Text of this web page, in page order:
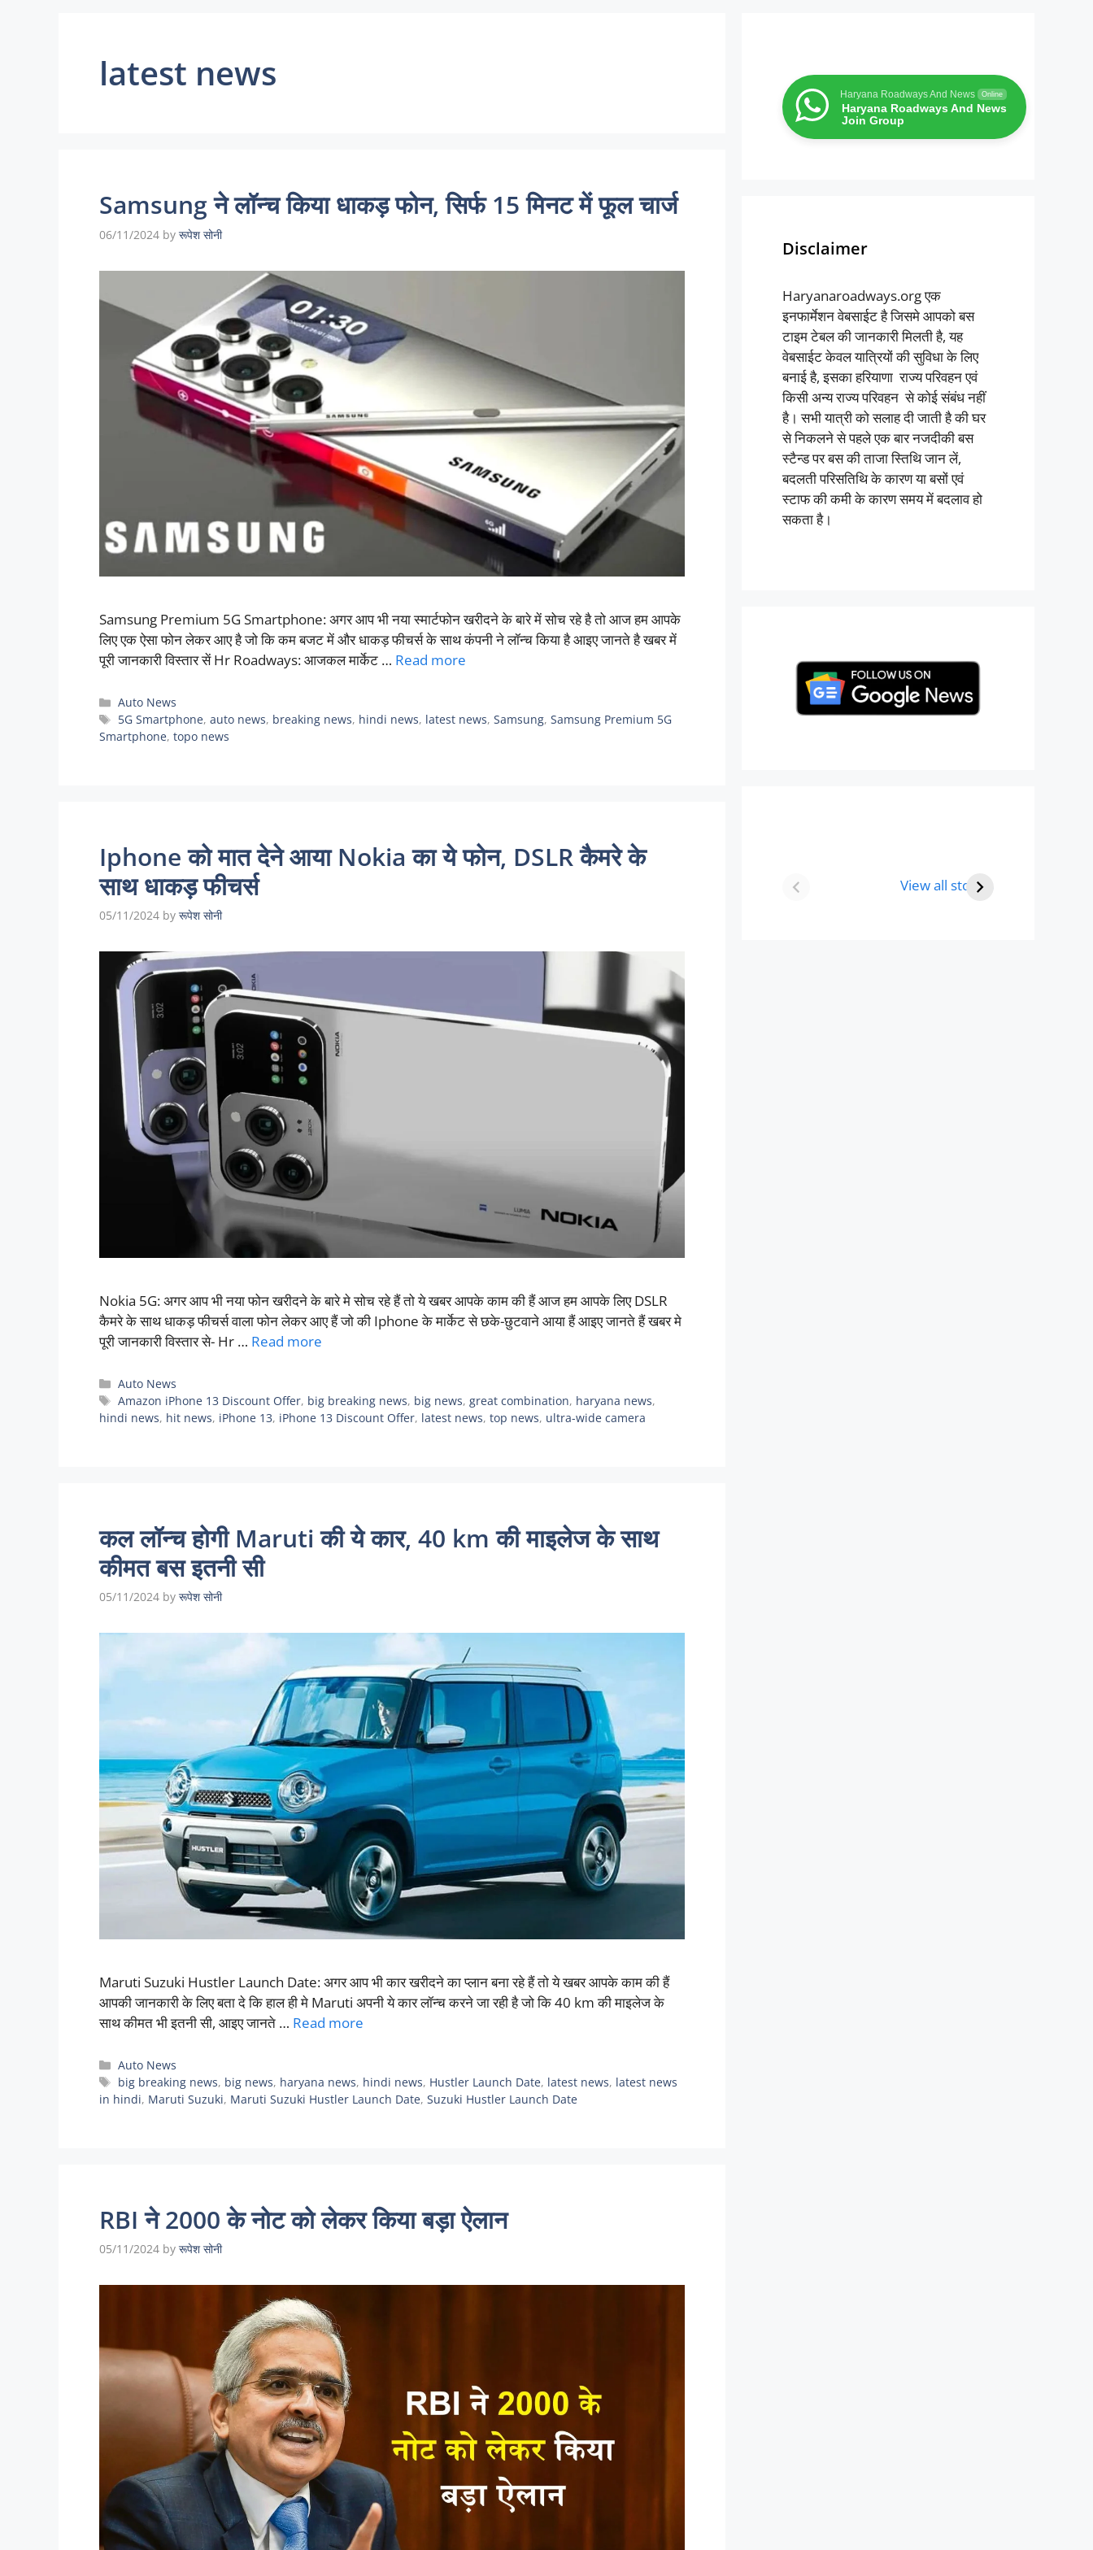
latest news
Samsung ने लॉन्च किया धाकड़ फोन, सिर्फ 15 मिनट में फूल चार्ज
06/11/2024 by रूपेश सोनी
Samsung Premium 5G Smartphone: अगर आप भी नया स्मार्टफोन खरीदने के बारे में सोच रहे है तो आज हम आपके
लिए एक ऐसा फोन लेकर आए है जो कि कम बजट में और धाकड़ फीचर्स के साथ कंपनी ने लॉन्च किया है आइए जानते है खबर में
पूरी जानकारी विस्तार सें Hr Roadways: आजकल मार्केट … Read more
Categories
Auto News
Tags
5G Smartphone,auto news, breaking news, hindi news, latest news,Samsung,Samsung Premium 5G
Smartphone, topo news
Iphone को मात देने आया Nokia का ये फोन, DSLR कैमरे के
साथ धाकड़ फीचर्स
05/11/2024 by रूपेश सोनी
Nokia 5G: अगर आप भी नया फोन खरीदने के बारे मे सोच रहे हैं तो ये खबर आपके काम की हैं आज हम आपके लिए DSLR
कैमरे के साथ धाकड़ फीचर्स वाला फोन लेकर आए हैं जो की Iphone के मार्केट से छके-छुटवाने आया हैं आइए जानते हैं खबर मे
पूरी जानकारी विस्तार से- Hr … Read more
Categories
Auto News
Tags
Amazon iPhone 13 Discount Offer, big breaking news, big news,great combination, haryana news,
hindi news, hit news, iPhone 13, iPhone 13 Discount Offer, latest news, top news, ultra-wide camera
कल लॉन्च होगी Maruti की ये कार, 40 km की माइलेज के साथ
कीमत बस इतनी सी
05/11/2024 by रूपेश सोनी
Maruti Suzuki Hustler Launch Date: अगर आप भी कार खरीदने का प्लान बना रहे हैं तो ये खबर आपके काम की हैं
आपकी जानकारी के लिए बता दे कि हाल ही मे Maruti अपनी ये कार लॉन्च करने जा रही है जो कि 40 km की माइलेज के
साथ कीमत भी इतनी सी, आइए जानते … Read more
Categories
Auto News
Tags
big breaking news, big news, haryana news, hindi news, Hustler Launch Date, latest news, latest news
in hindi, Maruti Suzuki, Maruti Suzuki Hustler Launch Date, Suzuki Hustler Launch Date
RBI ने 2000 के नोट को लेकर किया बड़ा ऐलान
05/11/2024 by रूपेश सोनी
Haryana Roadways And News Online
Haryana Roadways And News
Join Group
Disclaimer
Haryanaroadways.org एक
इनफार्मेशन वेबसाईट है जिसमे आपको बस
टाइम टेबल की जानकारी मिलती है, यह
वेबसाईट केवल यात्रियों की सुविधा के लिए
बनाई है, इसका हरियाणा राज्य परिवहन एवं
किसी अन्य राज्य परिवहन से कोई संबंध नहीं
है। सभी यात्री को सलाह दी जाती है की घर
से निकलने से पहले एक बार नजदीकी बस
स्टैन्ड पर बस की ताजा स्तिथि जान लें,
बदलती परिसतिथि के कारण या बसों एवं
स्टाफ की कमी के कारण समय में बदलाव हो
सकता है।
View all stories
Visit In Gurgaon-
Holi Celebration